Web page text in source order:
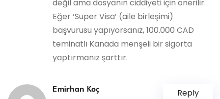
değil ama dosyanın ciddiyeti için önerilir.
Eğer ‘Super Visa’ (aile birleşimi)
başvurusu yapıyorsanız, 100.000 CAD
teminatlı Kanada menşeli bir sigorta
yaptırmanız şarttır.
Emirhan Koç Reply